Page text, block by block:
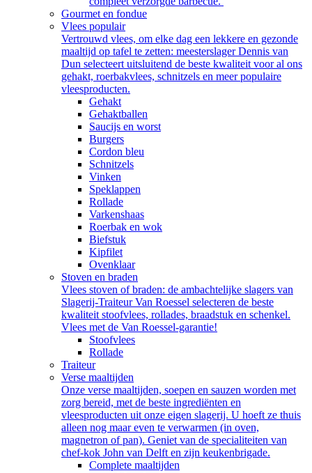
Gourmet en fondue
Vlees populair
Vertrouwd vlees, om elke dag een lekkere en gezonde
maaltijd op tafel te zetten: meesterslager Dennis van
Dun selecteert uitsluitend de beste kwaliteit voor al ons
gehakt, roerbakvlees, schnitzels en meer populaire
vleesproducten.
Gehakt
Gehaktballen
Saucijs en worst
Burgers
Cordon bleu
Schnitzels
Vinken
Speklappen
Rollade
Varkenshaas
Roerbak en wok
Biefstuk
Kipfilet
Ovenklaar
Stoven en braden
Vlees stoven of braden: de ambachtelijke slagers van
Slagerij-Traiteur Van Roessel selecteren de beste
kwaliteit stoofvlees, rollades, braadstuk en schenkel.
Vlees met de Van Roessel-garantie!
Stoofvlees
Rollade
Traiteur
Verse maaltijden
Onze verse maaltijden, soepen en sauzen worden met
zorg bereid, met de beste ingrediënten en
vleesproducten uit onze eigen slagerij. U hoeft ze thuis
alleen nog maar even te verwarmen (in oven,
magnetron of pan). Geniet van de specialiteiten van
chef-kok John van Delft en zijn keukenbrigade.
Complete maaltijden